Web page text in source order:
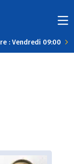
: Vendredi 09:00